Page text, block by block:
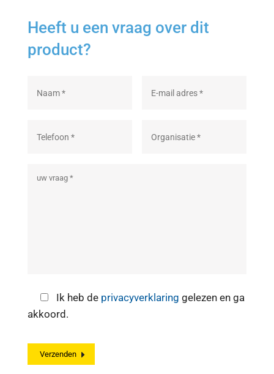
Heeft u een vraag over dit
product?
Ik heb de privacyverklaring gelezen en ga
akkoord.